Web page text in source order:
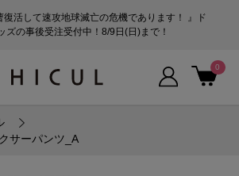
復活して速攻地球滅亡の危機であります！ 』ド
ズの事後受注受付中！8/9日(日)まで！
0
サーパンツ_A